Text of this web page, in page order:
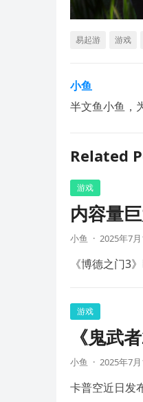
易起游 游戏
小鱼
半文鱼小鱼，
Related
游戏
内容量
小鱼 · 2025年7月
《博德之门3
游戏
《鬼武
小鱼 · 2025年7月
卡普空近日发